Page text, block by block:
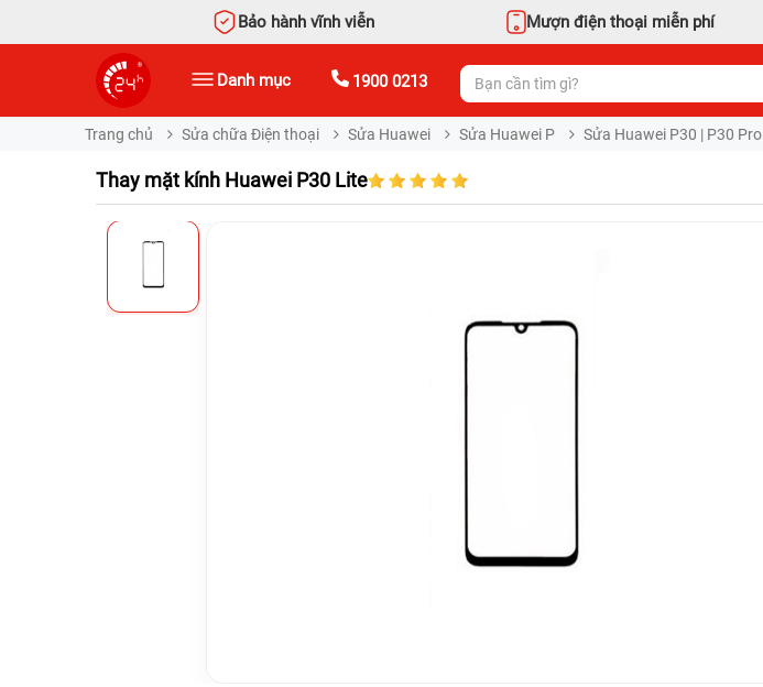
Bảo hành vĩnh viễn Mượn điện thoại miễn phí
Danh mục 1900 0213
Trang chủ Sửa chữa Điện thoại Sửa Huawei Sửa Huawei P Sửa Huawei P30 | P30 Pro
Thay mặt kính Huawei P30 Lite